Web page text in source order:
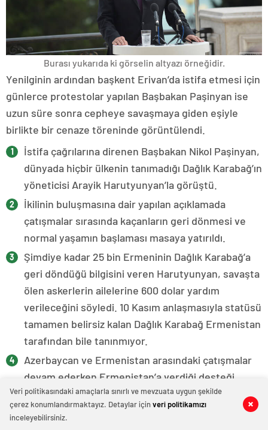
Burası yukarıda ki görselin altyazı örneğidir.
Yenilginin ardından başkent Erivan’da istifa etmesi için
günlerce protestolar yapılan Başbakan Paşinyan ise
uzun süre sonra cepheye savaşmaya giden eşiyle
birlikte bir cenaze töreninde görüntülendi.
İstifa çağrılarına direnen Başbakan Nikol Paşinyan,
dünyada hiçbir ülkenin tanımadığı Dağlık Karabağ’ın
yöneticisi Arayik Harutyunyan’la görüştü.
İkilinin buluşmasına dair yapılan açıklamada
çatışmalar sırasında kaçanların geri dönmesi ve
normal yaşamın başlaması masaya yatırıldı.
Şimdiye kadar 25 bin Ermeninin Dağlık Karabağ’a
geri döndüğü bilgisini veren Harutyunyan, savaşta
ölen askerlerin ailelerine 600 dolar yardım
verileceğini söyledi. 10 Kasım anlaşmasıyla statüsü
tamamen belirsiz kalan Dağlık Karabağ Ermenistan
tarafından bile tanınmıyor.
Azerbaycan ve Ermenistan arasındaki çatışmalar
devam ederken Ermenistan’a verdiği desteği
açıkça ifade eden Fransa Cumhurbaşkanı Macron
ise hafta sonunda dikkat çeken bir ziyaret
Veri politikasındaki amaçlarla sınırlı ve mevzuata uygun şekilde
çerez konumlandırmaktayız. Detaylar içinveri politikamızı
inceleyebilirsiniz.